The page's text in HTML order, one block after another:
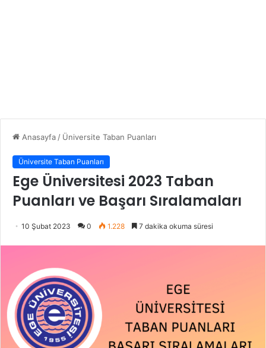
Anasayfa / Üniversite Taban Puanları
Üniversite Taban Puanları
Ege Üniversitesi 2023 Taban
Puanları ve Başarı Sıralamaları
10 Şubat 2023 0 1.228 7 dakika okuma süresi